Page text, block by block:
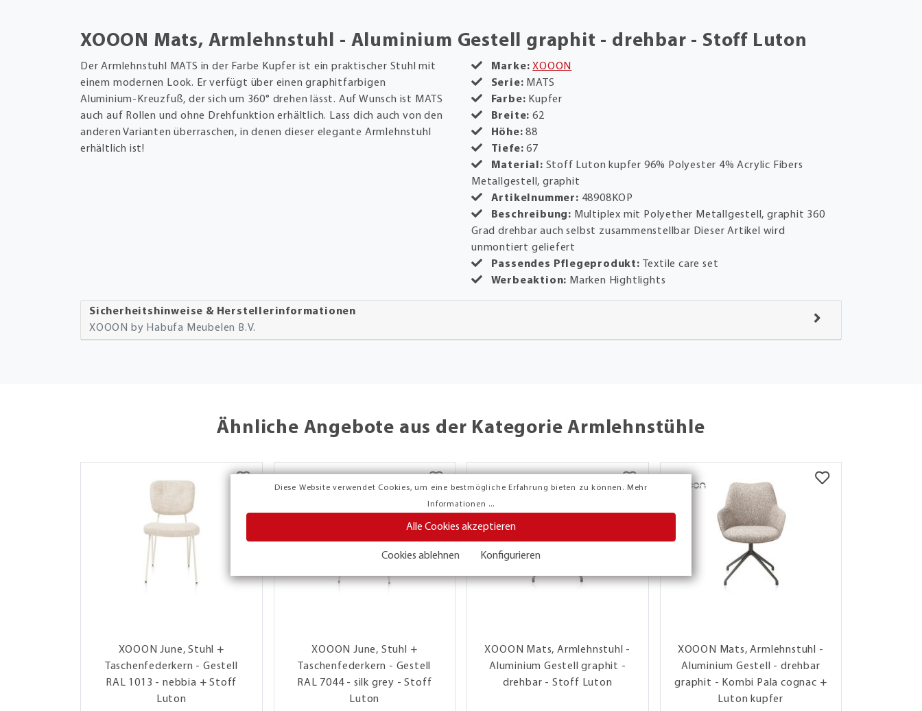
Diese Website verwendet Cookies, um eine bestmögliche Erfahrung bieten zu können. Mehr
Informationen ...
Alle Cookies akzeptieren
Cookies ablehnen Konfigurieren
XOOON Mats, Armlehnstuhl - Aluminium Gestell graphit - drehbar - Stoff Luton
Der Armlehnstuhl MATS in der Farbe Kupfer ist ein praktischer Stuhl mit
einem modernen Look. Er verfügt über einen graphitfarbigen
Aluminium-Kreuzfuß, der sich um 360° drehen lässt. Auf Wunsch ist MATS
auch auf Rollen und ohne Drehfunktion erhältlich. Lass dich auch von den
anderen Varianten überraschen, in denen dieser elegante Armlehnstuhl
erhältlich ist!
Marke: XOOON
Serie: MATS
Farbe: Kupfer
Breite:62
Höhe:88
Tiefe:67
Material: Stoff Luton kupfer 96% Polyester 4% Acrylic Fibers
Metallgestell, graphit
Artikelnummer: 48908KOP
Beschreibung: Multiplex mit Polyether Metallgestell, graphit 360
Grad drehbar auch selbst zusammenstellbar Dieser Artikel wird
unmontiert geliefert
Passendes Pflegeprodukt:
Textile care set
Werbeaktion: Marken Hightlights
Sicherheitshinweise & Herstellerinformationen
XOOON by Habufa Meubelen B.V.
Ähnliche Angebote aus der Kategorie Armlehnstühle
XOOON June, Stuhl +
Taschenfederkern - Gestell
RAL 1013 - nebbia + Stoff
Luton
XOOON June, Stuhl +
Taschenfederkern - Gestell
RAL 7044 - silk grey - Stoff
Luton
XOOON Mats, Armlehnstuhl -
Aluminium Gestell graphit -
drehbar - Stoff Luton
XOOON Mats, Armlehnstuhl -
Aluminium Gestell - drehbar
graphit - Kombi Pala cognac +
Luton kupfer